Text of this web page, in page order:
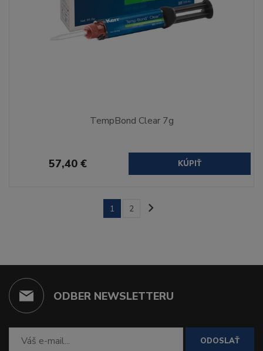
TempBond Clear 7g
57,40 € KÚPIŤ
1 2
ODBER NEWSLETTERU
ODOSLAŤ